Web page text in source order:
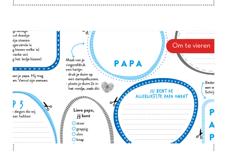
Om te vieren